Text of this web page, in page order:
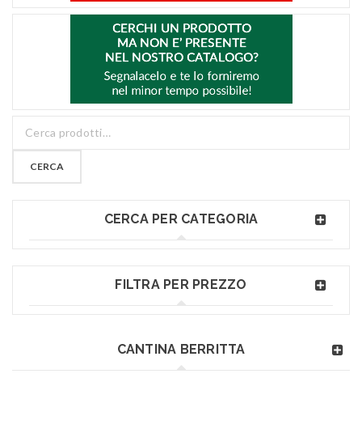
CERCA
CERCA PER CATEGORIA
FILTRA PER PREZZO
CANTINA BERRITTA